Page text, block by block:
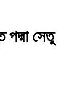
পদ্মা সেতু